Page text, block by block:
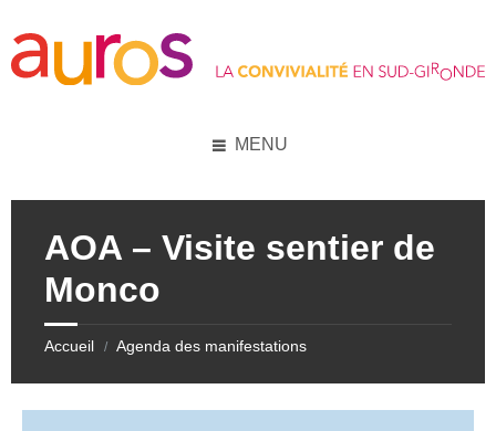
content
left
sidebar
right
sidebar
footer
MENU
AOA – Visite sentier de
Monco
Accueil / Agenda des manifestations